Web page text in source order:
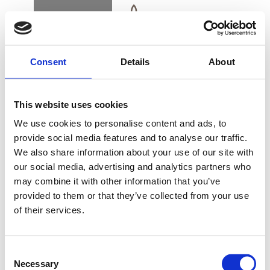
Consent Details About
This website uses cookies
We use cookies to personalise content and ads, to
provide social media features and to analyse our traffic.
We also share information about your use of our site with
our social media, advertising and analytics partners who
may combine it with other information that you’ve
provided to them or that they’ve collected from your use
of their services.
Selection
Necessary
BOOK DK EN DE
ALSIK ER ÅRETS
LUKSUSHOTEL
PRISEN SOM
DANMARKS BEDSTE